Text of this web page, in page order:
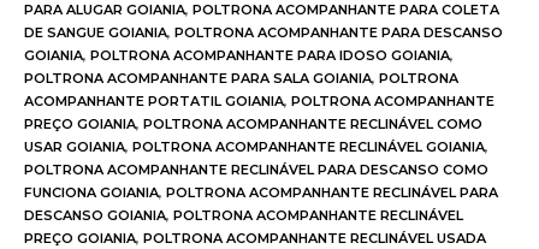
PARA ALUGAR GOIANIA, POLTRONA ACOMPANHANTE PARA COLETA
DE SANGUE GOIANIA, POLTRONA ACOMPANHANTE PARA DESCANSO
GOIANIA, POLTRONA ACOMPANHANTE PARA IDOSO GOIANIA,
POLTRONA ACOMPANHANTE PARA SALA GOIANIA, POLTRONA
ACOMPANHANTE PORTATIL GOIANIA, POLTRONA ACOMPANHANTE
PREÇO GOIANIA, POLTRONA ACOMPANHANTE RECLINÁVEL COMO
USAR GOIANIA, POLTRONA ACOMPANHANTE RECLINÁVEL GOIANIA,
POLTRONA ACOMPANHANTE RECLINÁVEL PARA DESCANSO COMO
FUNCIONA GOIANIA, POLTRONA ACOMPANHANTE RECLINÁVEL PARA
DESCANSO GOIANIA, POLTRONA ACOMPANHANTE RECLINÁVEL
PREÇO GOIANIA, POLTRONA ACOMPANHANTE RECLINÁVEL USADA